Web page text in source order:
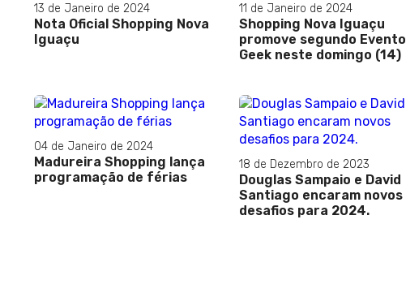
13 de Janeiro de 2024
Nota Oficial Shopping Nova
Iguaçu
11 de Janeiro de 2024
Shopping Nova Iguaçu
promove segundo Evento
Geek neste domingo (14)
04 de Janeiro de 2024
Madureira Shopping lança
programação de férias
18 de Dezembro de 2023
Douglas Sampaio e David
Santiago encaram novos
desafios para 2024.